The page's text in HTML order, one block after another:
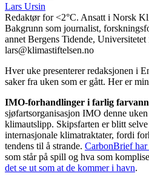
Lars Ursin
Redaktør for <2°C. Ansatt i Norsk
Bakgrunn som journalist,
annet Bergens Tidende,
lars@klimastiftelsen.no
Hver uke presenterer redaksjonen i
saker fra uken som er gått. Her er
IMO-forhandlinger i farlig
sjøfartsorganisasjon IMO denne
klimautslipp. Skipsfarten er blitt
internasjonale klimatraktater, fordi
tendens til å strande. CarbonBrief
som står på spill og hva som
det se ut som at de kommer i havn.